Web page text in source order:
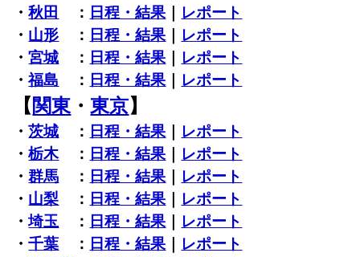
・秋田 ： 日程・結果｜ レポート
・ 山形 ： 日程・結果｜ レポート
・宮城 ： 日程・結果｜ レポート
・福島 ： 日程・結果｜ レポート
【 関東・東京】
・茨城 ： 日程・結果｜ レポート
・栃木： 日程・結果｜ レポート
・群馬 ： 日程・結果｜ レポート
・ 山梨 ： 日程・結果｜ レポート
・埼玉 ： 日程・結果｜ レポート
・千葉 ： 日程・結果｜ レポート